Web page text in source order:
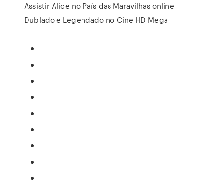
Assistir Alice no País das Maravilhas online
Dublado e Legendado no Cine HD Mega